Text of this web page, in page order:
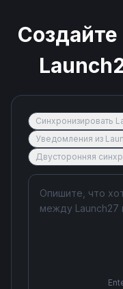
Синхронизировать
Уведомления из
Двусторонняя